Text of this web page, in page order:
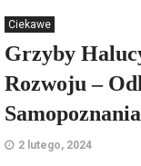
Ciekawe
Grzyby
Rozwoju –
2 lutego, 2024